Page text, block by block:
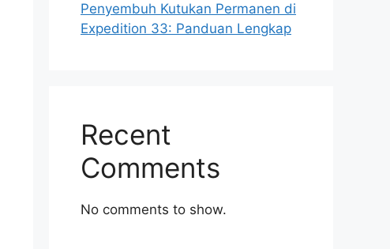
Penyembuh Kutukan Permanen di
Expedition 33: Panduan Lengkap
Recent
Comments
No comments to show.